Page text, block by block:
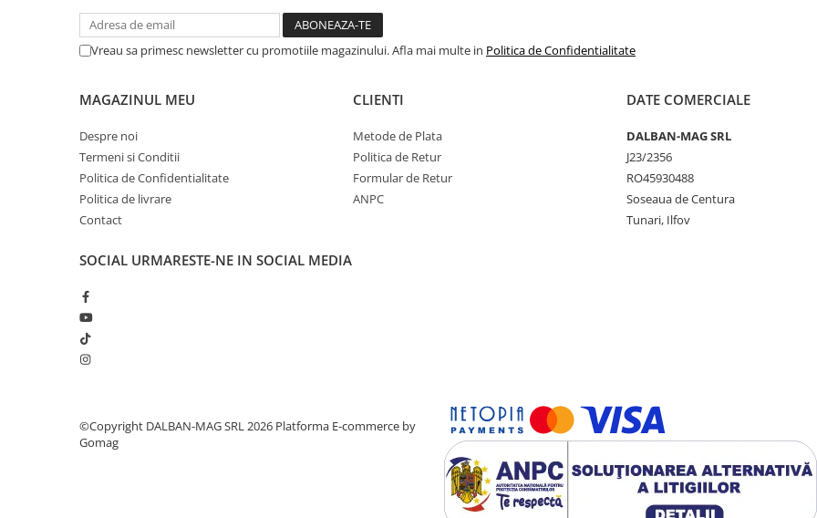
Vreau sa primesc newsletter cu promotiile magazinului. Afla mai multe in Politica de Confidentialitate
MAGAZINUL MEU
Despre noi
Termeni si Conditii
Politica de Confidentialitate
Politica de livrare
Contact
CLIENTI
Metode de Plata
Politica de Retur
Formular de Retur
ANPC
DATE COMERCIALE
DALBAN-MAG SRL
J23/2356
RO45930488
Soseaua de Centura
Tunari, Ilfov
SOCIAL URMARESTE-NE IN SOCIAL MEDIA
©Copyright DALBAN-MAG SRL 2026 Platforma E-commerce by
Gomag